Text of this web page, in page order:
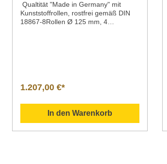
Qualtität "Made in Germany" mit
Kunststoffrollen, rostfrei gemäß DIN
18867-8Rollen Ø 125 mm, 4
mmGewicht: 35 kg
1.207,00 €*
In den Warenkorb